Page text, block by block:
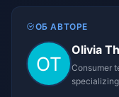
ОБ АВТОРЕ
Olivia
Consumer